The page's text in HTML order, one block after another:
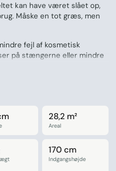
kan have været slået op,
Måske en tot græs, men
fejl af kosmetisk
på stængerne eller mindre
28,2 m²
Areal
170 cm
Indgangshøjde